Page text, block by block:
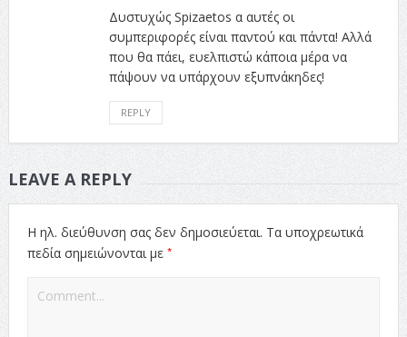
Δυστυχώς Spizaetos α αυτές οι
συμπεριφορές είναι παντού και πάντα! Αλλά
που θα πάει, ευελπιστώ κάποια μέρα να
πάψουν να υπάρχουν εξυπνάκηδες!
REPLY
LEAVE A REPLY
Η ηλ. διεύθυνση σας δεν δημοσιεύεται. Τα υποχρεωτικά
πεδία σημειώνονται με *